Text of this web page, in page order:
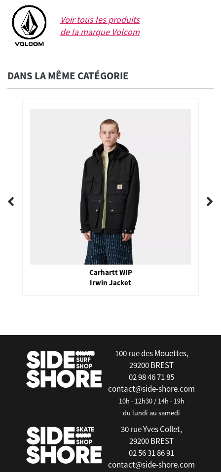
Voir tous les produits
de la marque Volcom
DANS LA MÊME CATÉGORIE
Stance
Looney Tunes Boxer Brief Black
100 rue des Mouettes,
29200 BREST
02 98 46 71 85
contact@side-shore.com
10h - 12h30 / 14h - 19h
du lundi au samedi
30 rue Yves Collet,
29200 BREST
02 56 31 86 91
contact@side-shore.com